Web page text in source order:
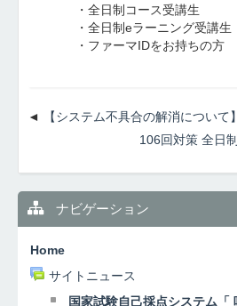
・全日制コース受講生
・全日制eラーニング受講生
・ファーマIDをお持ちの方
【システム不具合の解消について】
106回対策 全日
ナビゲーション
Home
サイトニュース
国家試験自己採点システム「